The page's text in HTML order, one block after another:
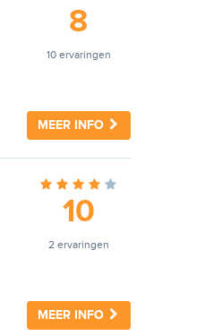
8
10 ervaringen
MEER INFO
10
2 ervaringen
MEER INFO